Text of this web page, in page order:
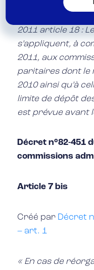
2011 article 18 :
s’appliquent, à
2011, aux
paritaires dont le
2010 ainsi qu’à
limite de dépôt
est prévue avant
Décret n°82-451
commissions
Article 7 bis
Créé par Décret
– art. 1
« En cas de